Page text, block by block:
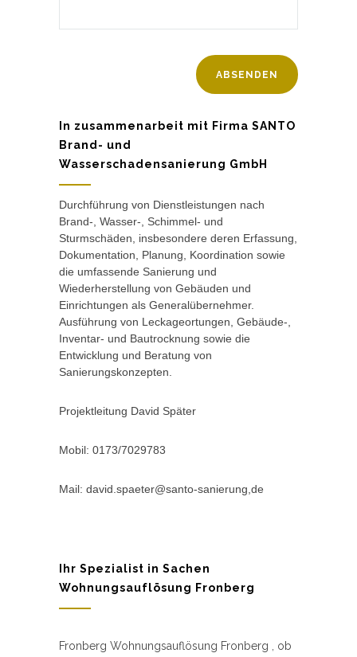
In zusammenarbeit mit Firma SANTO
Brand- und
Wasserschadensanierung GmbH
Durchführung von Dienstleistungen nach
Brand-, Wasser-, Schimmel- und
Sturmschäden, insbesondere deren Erfassung,
Dokumentation, Planung, Koordination sowie
die umfassende Sanierung und
Wiederherstellung von Gebäuden und
Einrichtungen als Generalübernehmer.
Ausführung von Leckageortungen, Gebäude-,
Inventar- und Bautrocknung sowie die
Entwicklung und Beratung von
Sanierungskonzepten.
Projektleitung David Später
Mobil: 0173/7029783
Mail: david.spaeter@santo-sanierung,de
Ihr Spezialist in Sachen
Wohnungsauflösung Fronberg
Fronberg Wohnungsauflösung Fronberg , ob